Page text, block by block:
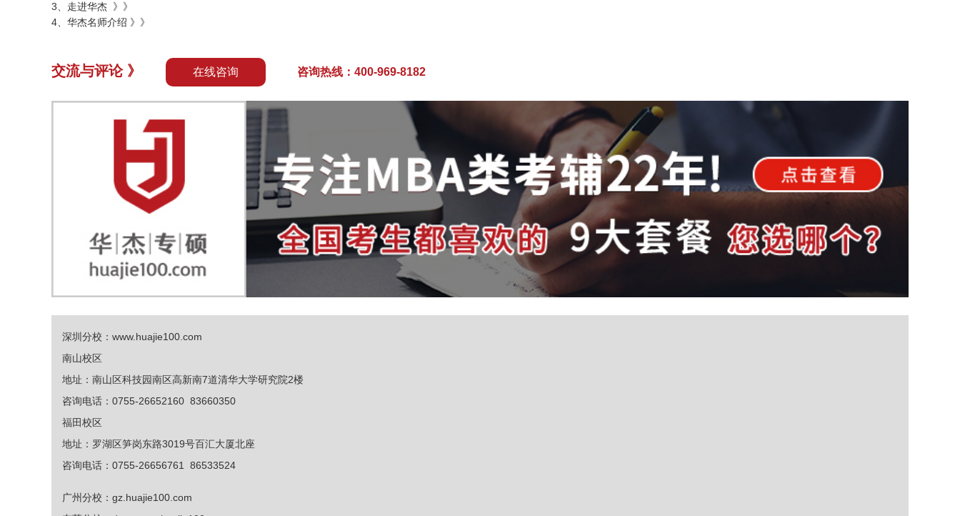
3、 走进华杰 》》
4、 华杰名师介绍 》》
交流与评论 》 在线咨询 咨询热线：400-969-8182
深圳分校： www.huajie100.com
南山校区
地址：南山区科技园南区高新南7道清华大学研究院2楼
咨询电话：0755-26652160 83660350
福田校区
地址：罗湖区笋岗东路3019号百汇大厦北座
咨询电话：0755-26656761 86533524
广州分校： gz.huajie100.com